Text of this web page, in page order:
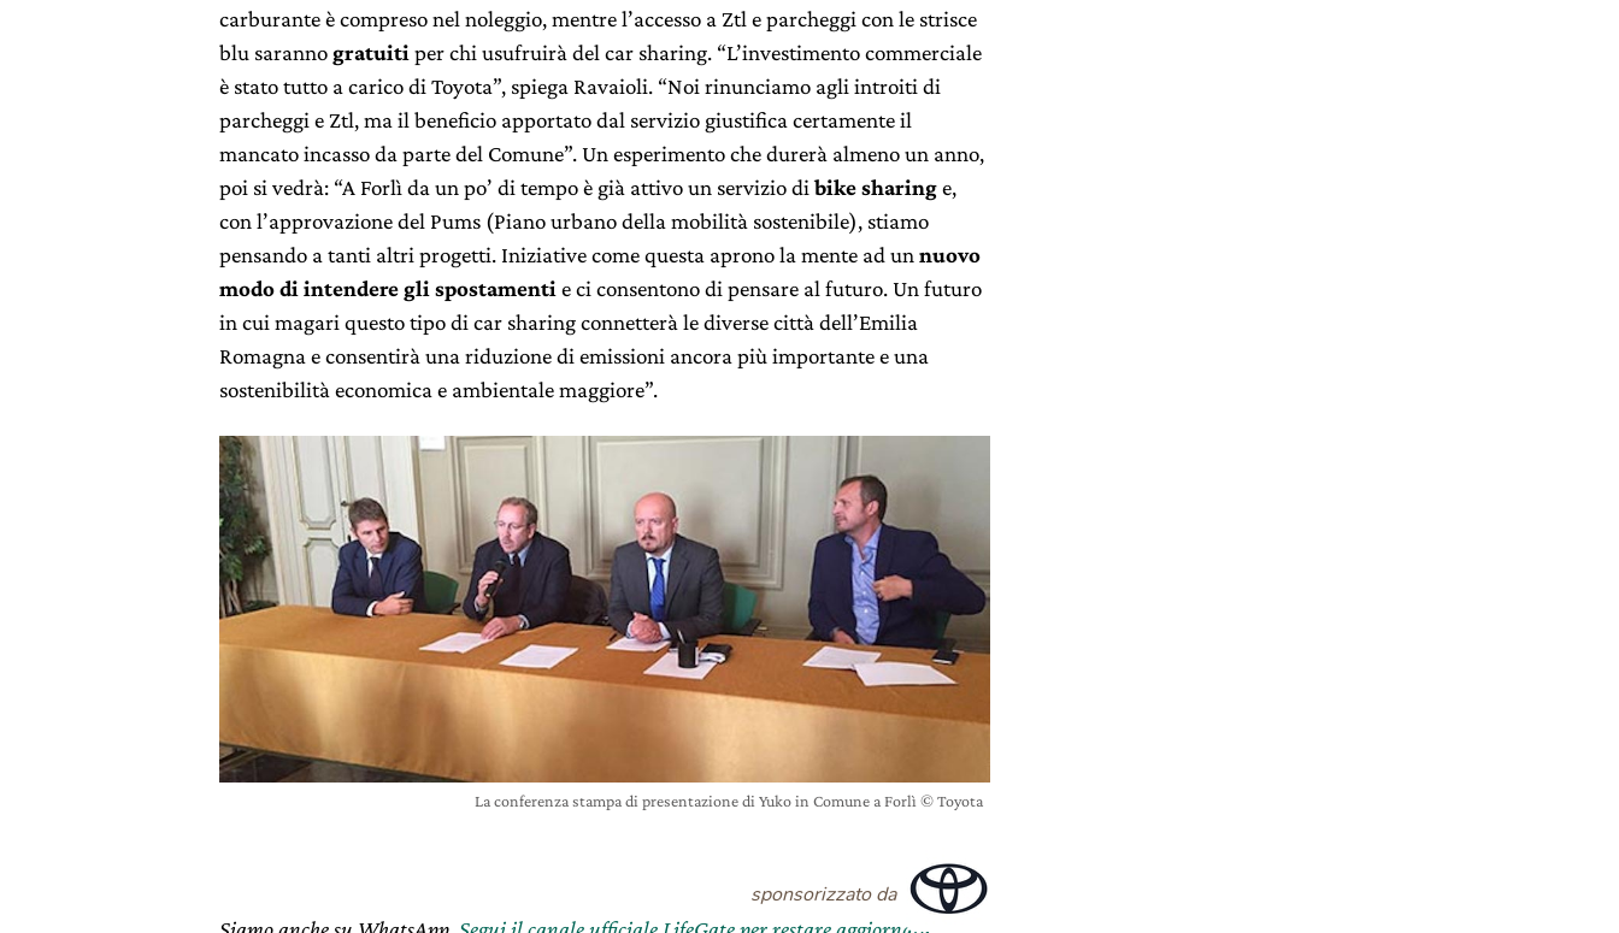
carburante è compreso nel noleggio, mentre l’accesso a Ztl e parcheggi con le strisce
blu sarannogratuiti per chi usufruirà del car sharing. “L’investimento commerciale
è stato tutto a carico di Toyota”, spiega Ravaioli. “Noi rinunciamo agli introiti di
parcheggi e Ztl, ma il beneficio apportato dal servizio giustifica certamente il
mancato incasso da parte del Comune”. Un esperimento che durerà almeno un anno,
poi si vedrà: “A Forlì da un po’ di tempo è già attivo un servizio dibike sharinge,
con l’approvazione del Pums (Piano urbano della mobilità sostenibile), stiamo
pensando a tanti altri progetti. Iniziative come questa aprono la mente ad un nuovo
modo di intendere gli spostamenti e ci consentono di pensare al futuro. Un futuro
in cui magari questo tipo di car sharing connetterà le diverse città dell’Emilia
Romagna e consentirà una riduzione di emissioni ancora più importante e una
sostenibilità economica e ambientale maggiore”.
La conferenza stampa di presentazione di Yuko in Comune a Forlì © Toyota
sponsorizzato da